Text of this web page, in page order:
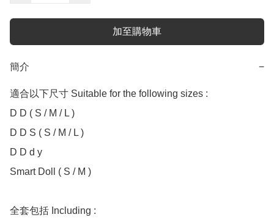
加至購物車
簡介 −
適合以下尺寸 Suitable for the following sizes :
D D ( S / M / L )
D D S ( S / M / L )
D D d y
Smart Doll ( S / M )
全套包括 Including :